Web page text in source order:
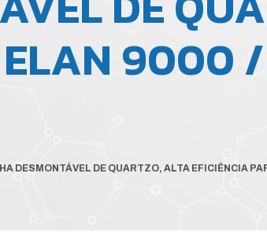
ELAN 9000
DESMONTÁVEL DE QUARTZO, ALTA EFICIÊNCIA